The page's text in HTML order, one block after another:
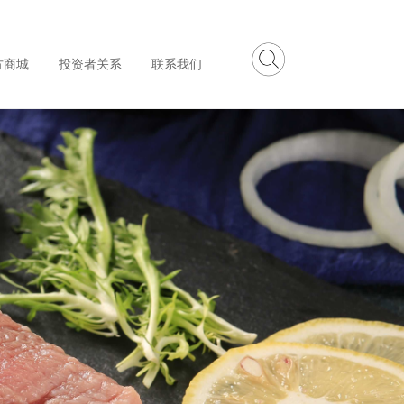
商城 投资者关系 联系我们